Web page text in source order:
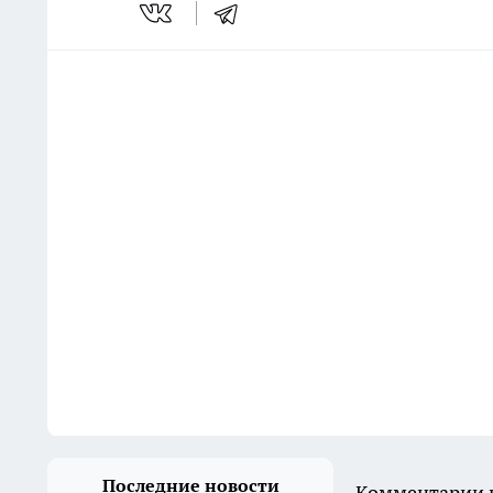
Последние новости